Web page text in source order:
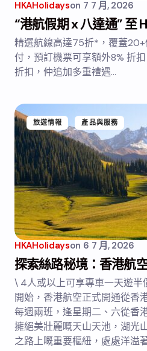
HKAHolidayson 7 7 月, 2026
“港航假期 x 八達通” 至
精選航線高達75折*，覆蓋
付，預訂機票可享額外8% 折
折扣，仲追加多重禮遇…
旅遊情報 產品與服務
HKAHolidayson 6 7 月, 2026
探索絲路秘境：香港航
\ 4人或以上可享專車一天遊半
開始，香港航空正式開通從香
每週兩班，逢星期二、六從香
擁絕美壯麗嘅天山天池，湖光
之路上嘅重要樞紐，處處洋溢